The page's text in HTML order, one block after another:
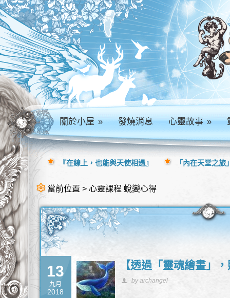
關於小屋» 發燒消息 心靈故事»
當前位置 > 心靈課程 蛻變心得
13
九月
2018
【透過「靈魂繪畫」
by archangel
『在線上，也能與天使相遇』 「內在天堂之